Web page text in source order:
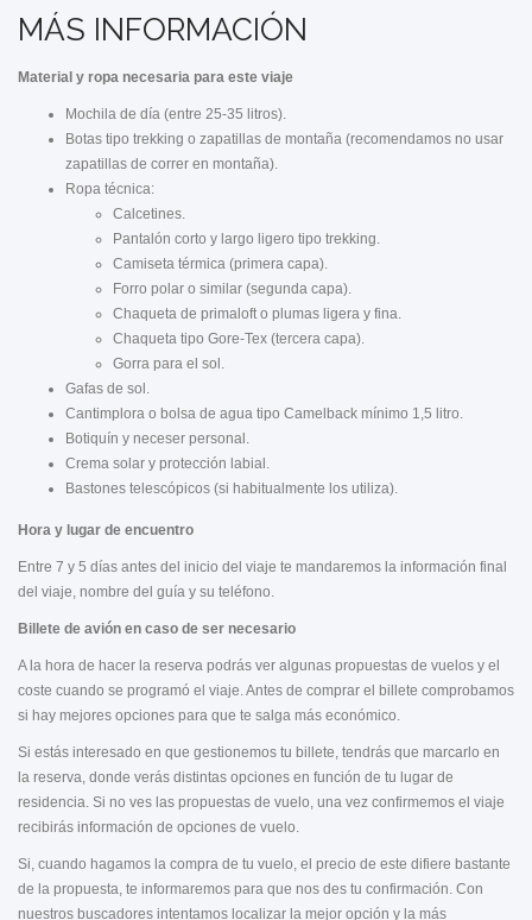
MÁS INFORMACIÓN
Material y ropa necesaria para este viaje
Mochila de día (entre 25-35 litros).
Botas tipo trekking o zapatillas de montaña (recomendamos no usar
zapatillas de correr en montaña).
Ropa técnica:
Calcetines.
Pantalón corto y largo ligero tipo trekking.
Camiseta térmica (primera capa).
Forro polar o similar (segunda capa).
Chaqueta de primaloft o plumas ligera y fina.
Chaqueta tipo Gore-Tex (tercera capa).
Gorra para el sol.
Gafas de sol.
Cantimplora o bolsa de agua tipo Camelback mínimo 1,5 litro.
Botiquín y neceser personal.
Crema solar y protección labial.
Bastones telescópicos (si habitualmente los utiliza).
Hora y lugar de encuentro
Entre 7 y 5 días antes del inicio del viaje te mandaremos la información final
del viaje, nombre del guía y su teléfono.
Billete de avión en caso de ser necesario
A la hora de hacer la reserva podrás ver algunas propuestas de vuelos y el
coste cuando se programó el viaje. Antes de comprar el billete comprobamos
si hay mejores opciones para que te salga más económico.
Si estás interesado en que gestionemos tu billete, tendrás que marcarlo en
la reserva, donde verás distintas opciones en función de tu lugar de
residencia. Si no ves las propuestas de vuelo, una vez confirmemos el viaje
recibirás información de opciones de vuelo.
Si, cuando hagamos la compra de tu vuelo, el precio de este difiere bastante
de la propuesta, te informaremos para que nos des tu confirmación. Con
nuestros buscadores intentamos localizar la mejor opción y la más